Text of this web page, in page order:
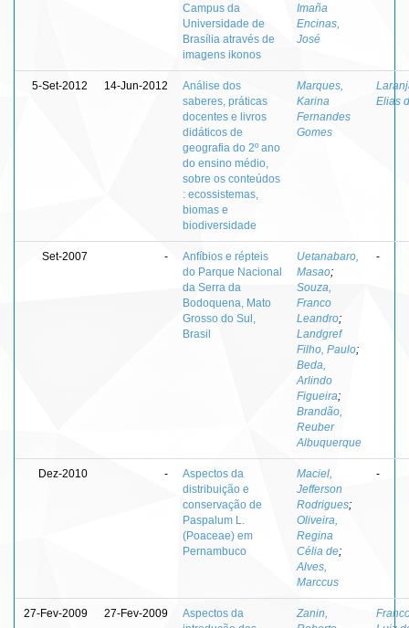
Campus da
Universidade de
Brasília através de
imagens ikonos
Imaña
Encinas,
José
5-Set-2012 14-Jun-2012
Análise dos
saberes, práticas
docentes e livros
didáticos de
geografia do 2º ano
do ensino médio,
sobre os conteúdos
: ecossistemas,
biomas e
biodiversidade
Marques,
Karina
Fernandes
Gomes
Elias
Set-2007 -
Anfíbios e répteis
do Parque Nacional
da Serra da
Bodoquena, Mato
Grosso do Sul,
Brasil
Uetanabaro,
Masao;
Souza,
Franco
Leandro;
Landgref
Filho, Paulo;
Beda,
Arlindo
Figueira;
Brandão,
Reuber
Albuquerque
-
Dez-2010 -
Aspectos da
distribuição e
conservação de
Paspalum L.
(Poaceae) em
Pernambuco
Maciel,
Jefferson
Rodrigues;
Oliveira,
Regina
Célia de;
Alves,
Marccus
-
27-Fev-2009 27-Fev-2009
Aspectos da
Zanin,